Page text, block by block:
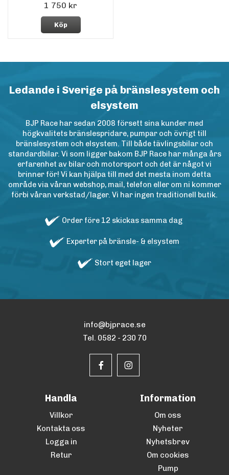
1 750 kr
Köp
Ledande i Sverige på bränslesystem och
elsystem
BJP Race har sedan 2008 försett sina kunder med
högkvalitets bränslespridare, pumpar och övrigt till
bränslesystem och elsystem. Till både tävlingsbilar och
standardbilar. Vi som ligger bakom BJP Race har många års
erfarenhet av bilar och motorsport och det är något vi
brinner för! Vi kan hjälpa till med det mesta inom detta
område via våran webshop, mail, telefon eller om ni kommer
förbi våran verkstad/lager. Vi har ingen traditionell butik.
Order före 12 skickas samma dag
Experter på bränsle- & elsystem
Stort eget lager
info@bjprace.se
Tel. 0582 - 230 70
Handla
Villkor
Kontakta oss
Logga in
Retur
Information
Om oss
Nyheter
Nyhetsbrev
Om cookies
Pump